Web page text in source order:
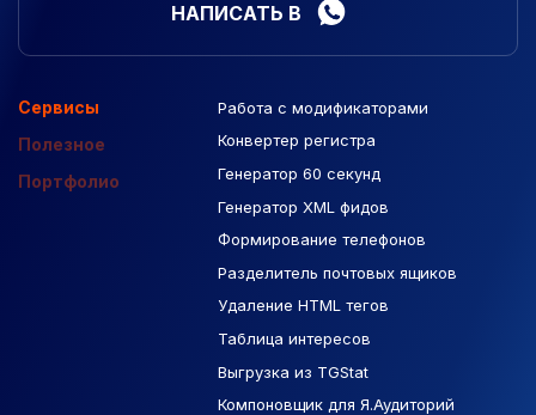
НАПИСАТЬ В
Сервисы
Полезное
Портфолио
Работа с модификаторами
Конвертер регистра
Генератор 60 секунд
Генератор XML фидов
Формирование телефонов
Разделитель почтовых ящиков
Удаление HTML тегов
Таблица интересов
Выгрузка из TGStat
Компоновщик для Я.Аудиторий
Подборка сайтов
Макеты Figma
База Яндекс Карты
РСЯ площадки
Созданные сайты
Контекстная реклама